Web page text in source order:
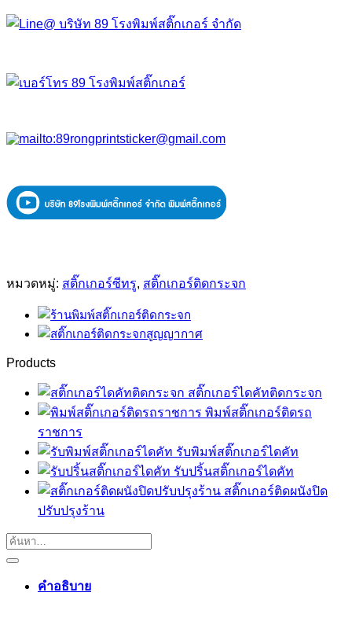
หมวดหมู่: สติ๊กเกอร์ซีทรู, สติ๊กเกอร์ติดกระจก
Products
สติ๊กเกอร์ไดคัทติดกระจก
พิมพ์สติ๊กเกอร์ติดรถ
ราชการ
รับพิมพ์สติ๊กเกอร์ไดคัท
รับปริ้นสติ๊กเกอร์ไดคัท
สติ๊กเกอร์ติดผนังปิด
ปรับปรุงร้าน
คำอธิบาย